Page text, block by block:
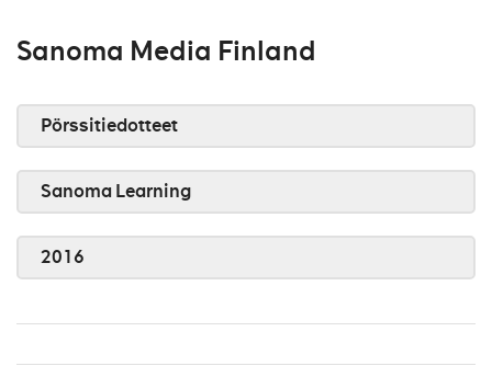
Sanoma Media Finland
Pörssitiedotteet
Sanoma Learning
2016